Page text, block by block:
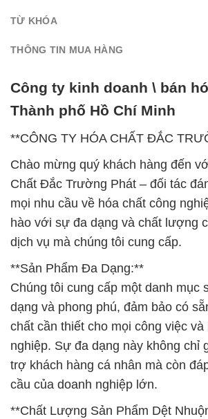
TỪ KHÓA
THÔNG TIN MUA HÀNG
Công ty kinh doanh \ bán
Thành phố Hồ Chí Minh
**CÔNG TY HÓA CHẤT ĐẮC
Chào mừng quý khách hàng đến
Chất Đắc Trường Phát – đối tác
mọi nhu cầu về hóa chất công
hào với sự đa dạng và chất lượng
dịch vụ mà chúng tôi cung cấp.
**Sản Phẩm Đa Dạng:**
Chúng tôi cung cấp một danh mục
dạng và phong phú, đảm bảo có
chất cần thiết cho mọi công việc và
nghiệp. Sự đa dạng này không chỉ
trợ khách hàng cá nhân mà còn
cầu của doanh nghiệp lớn.
**Chất Lượng Sản Phẩm Dệt